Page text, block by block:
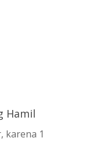
Hamil
karena 1